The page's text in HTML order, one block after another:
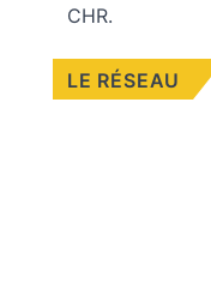
CHR.
LE RÉSEAU